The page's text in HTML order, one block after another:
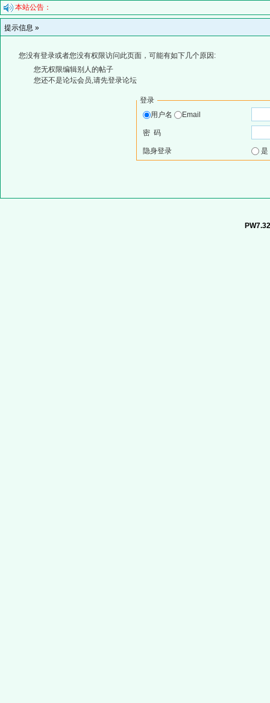
本站公告：
提示信息 »
您没有登录或者您没有权限访问此页面，可能有如下几个原因:
您无权限编辑别人的帖子
您还不是论坛会员,请先登录论坛
登录
用户名
Email
密 码
隐身登录